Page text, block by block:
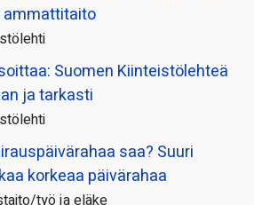
Suomen Kiinteistölehteä
ja tarkasti
saa? Suuri
korkeaa päivärahaa
työ ja eläke